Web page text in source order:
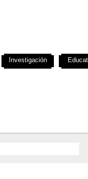
Investigación